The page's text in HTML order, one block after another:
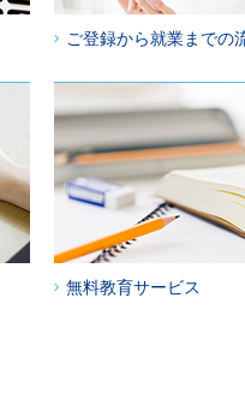
ご登録から就業までの
無料教育サービス